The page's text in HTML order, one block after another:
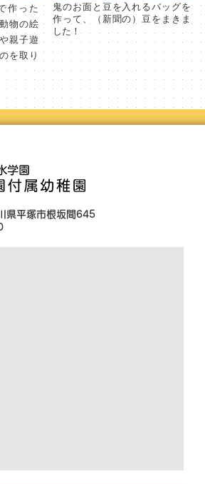
作った
物の絵
親子遊
を取り
鬼のお面と豆を入れるバッグを
作って、（新聞の）豆をまきま
した！
平塚市根坂間645